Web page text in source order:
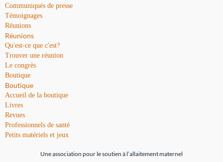
Communiqués de presse
Témoignages
Réunions
Réunions
Qu'est-ce que c'est?
Trouver une réunion
Le congrès
Boutique
Boutique
Accueil de la boutique
Livres
Revues
Professionnels de santé
Petits matériels et jeux
Une association pour le soutien à l’allaitement maternel